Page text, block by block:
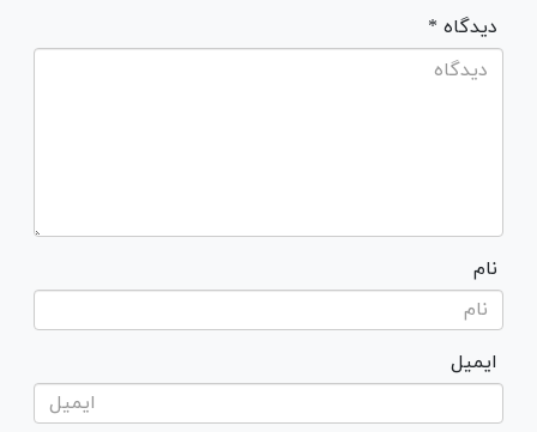
* دیدگاه
نام
ایمیل